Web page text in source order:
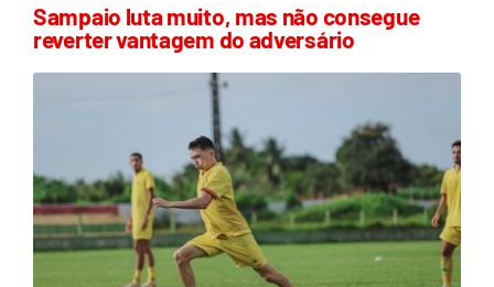
Sampaio luta muito, mas não consegue
reverter vantagem do adversário